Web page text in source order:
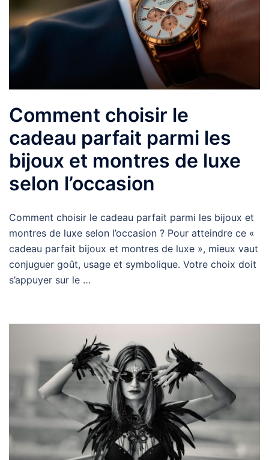
Comment choisir le
cadeau parfait parmi les
bijoux et montres de luxe
selon l’occasion
Comment choisir le cadeau parfait parmi les bijoux et
montres de luxe selon l’occasion ? Pour atteindre ce «
cadeau parfait bijoux et montres de luxe », mieux vaut
conjuguer goût, usage et symbolique. Votre choix doit
s’appuyer sur le …